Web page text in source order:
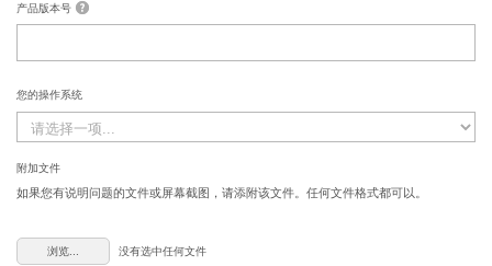
产品版本号
您的操作系统
附加文件
如果您有说明问题的文件或屏幕截图，请添附该文件。任何文件格式都可以。
浏览... 没有选中任何文件